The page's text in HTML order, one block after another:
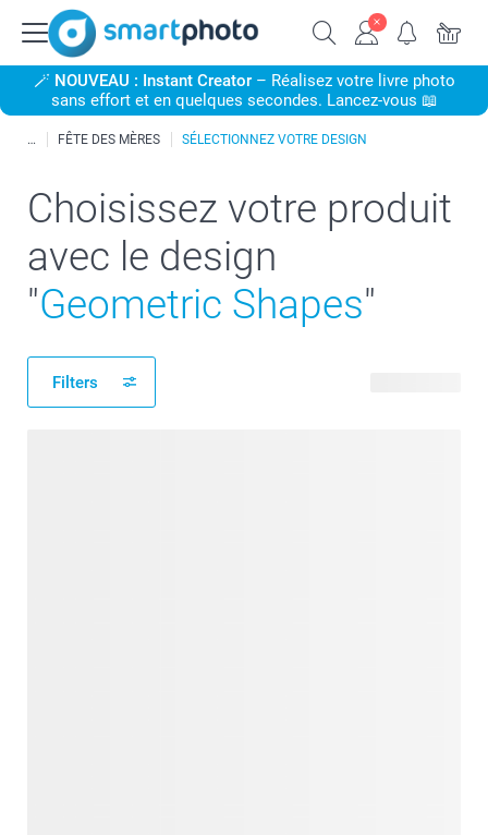
🪄 NOUVEAU : Instant Creator– Réalisez votre livre photo
sans effort et en quelques secondes. Lancez-vous 📖
FÊTE DES MÈRES SÉLECTIONNEZ VOTRE DESIGN
Choisissez votre produit
avec le design
"Geometric Shapes"
Filters